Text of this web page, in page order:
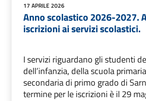
17 APRILE 2026
Anno scolastico 2026-2027.
iscrizioni ai servizi scolastici.
I servizi riguardano gli studenti
dell’infanzia, della scuola
secondaria di primo grado di
termine per le iscrizioni è il 29